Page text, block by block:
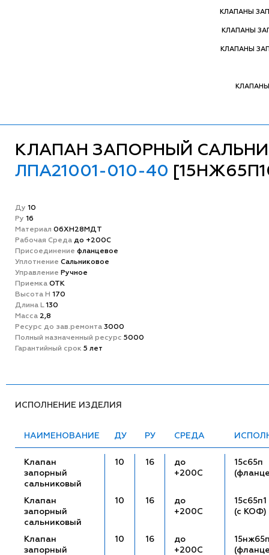
КЛАПАНЫ
КЛАПАНЫ
КЛАПАНЫ
КЛАПАН ЗАПОРНЫЙ
ЛПА21001-010-40
Ду 10
Ру 16
Матeриал 06ХН28МДТ
Рабочая Среда до +200С
Присоединение фланцевое
Уплотнение Сальниковое
Управление Ручное
Приемка ОТК
Высота H 170
Длина L130
Масса 2,8
Ресурс до зав.ремонта 3000
Полный назначенный ресурс 5000
Гарантийный срок 5 лет
ИСПОЛНЕНИЕ ИЗДЕЛИЯ
НАИМЕНОВАНИЕ ДУ РУ СРЕДА
Клапан
запорный
сальниковый
10 16
до
+200С
15с65п
Клапан
запорный
сальниковый
10 16
до
+200С
15с65п1
(с КОФ)
Клапан
запорный
10 16
до
+200С